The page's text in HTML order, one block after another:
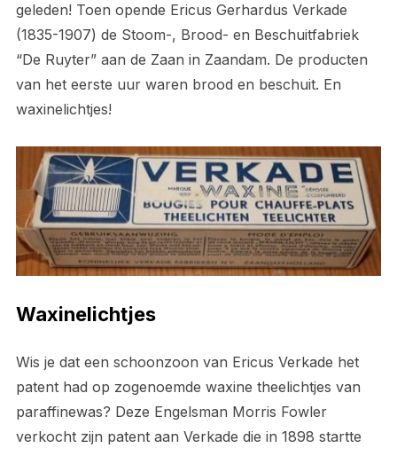
geleden! Toen opende Ericus Gerhardus Verkade
(1835-1907) de Stoom-, Brood- en Beschuitfabriek
“De Ruyter” aan de Zaan in Zaandam. De producten
van het eerste uur waren brood en beschuit. En
waxinelichtjes!
Waxinelichtjes
Wis je dat een schoonzoon van Ericus Verkade het
patent had op zogenoemde waxine theelichtjes van
paraffinewas? Deze Engelsman Morris Fowler
verkocht zijn patent aan Verkade die in 1898 startte